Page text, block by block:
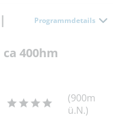
Programmdetails
ca 400hm
(900m
ü.N.)